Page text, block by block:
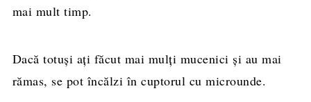
mai mult timp.
Dacă totuși ați făcut mai mulți mucenici și au mai
rămas, se pot încălzi în cuptorul cu microunde.